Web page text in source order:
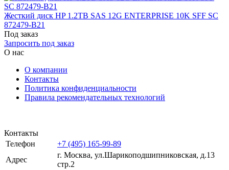
Жесткий диск HP 1.2TB SAS 12G ENTERPRISE 10K SFF SC
872479-B21
Под заказ
Запросить под заказ
О нас
О компании
Контакты
Политика конфиденциальности
Правила рекомендательных технологий
Контакты
Телефон
+7 (495) 165-99-89
Адрес
г. Москва, ул.​​Шарикоподшипниковская, д.13
стр.2